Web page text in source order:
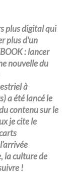
plusdigitalqui
plus d’un
: lancer
nouvelle du
à
a été lancé le
contenu sur le
je cite le
la culture de
!